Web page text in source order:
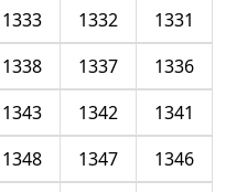
1331
1332
1333
1336
1337
1338
1341
1342
1343
1346
1347
1348